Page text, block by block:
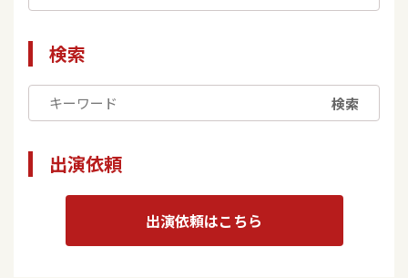
検索
検索
出演依頼
出演依頼はこちら